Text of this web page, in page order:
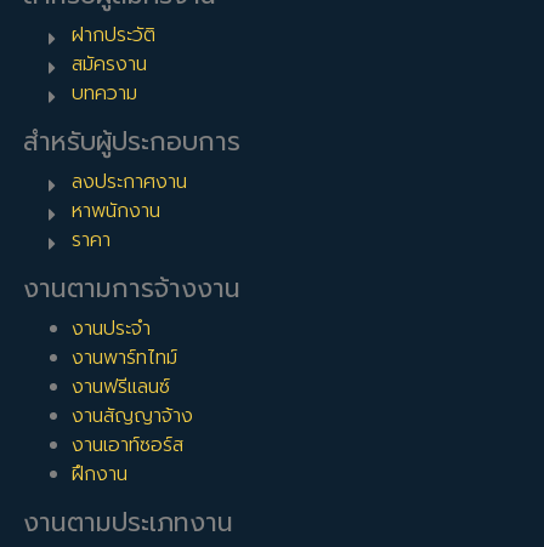
ฝากประวัติ
สมัครงาน
บทความ
สำหรับผู้ประกอบการ
ลงประกาศงาน
หาพนักงาน
ราคา
งานตามการจ้างงาน
งานประจำ
งานพาร์ทไทม์
งานฟรีแลนซ์
งานสัญญาจ้าง
งานเอาท์ซอร์ส
ฝึกงาน
งานตามประเภทงาน